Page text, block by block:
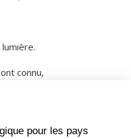
connu,